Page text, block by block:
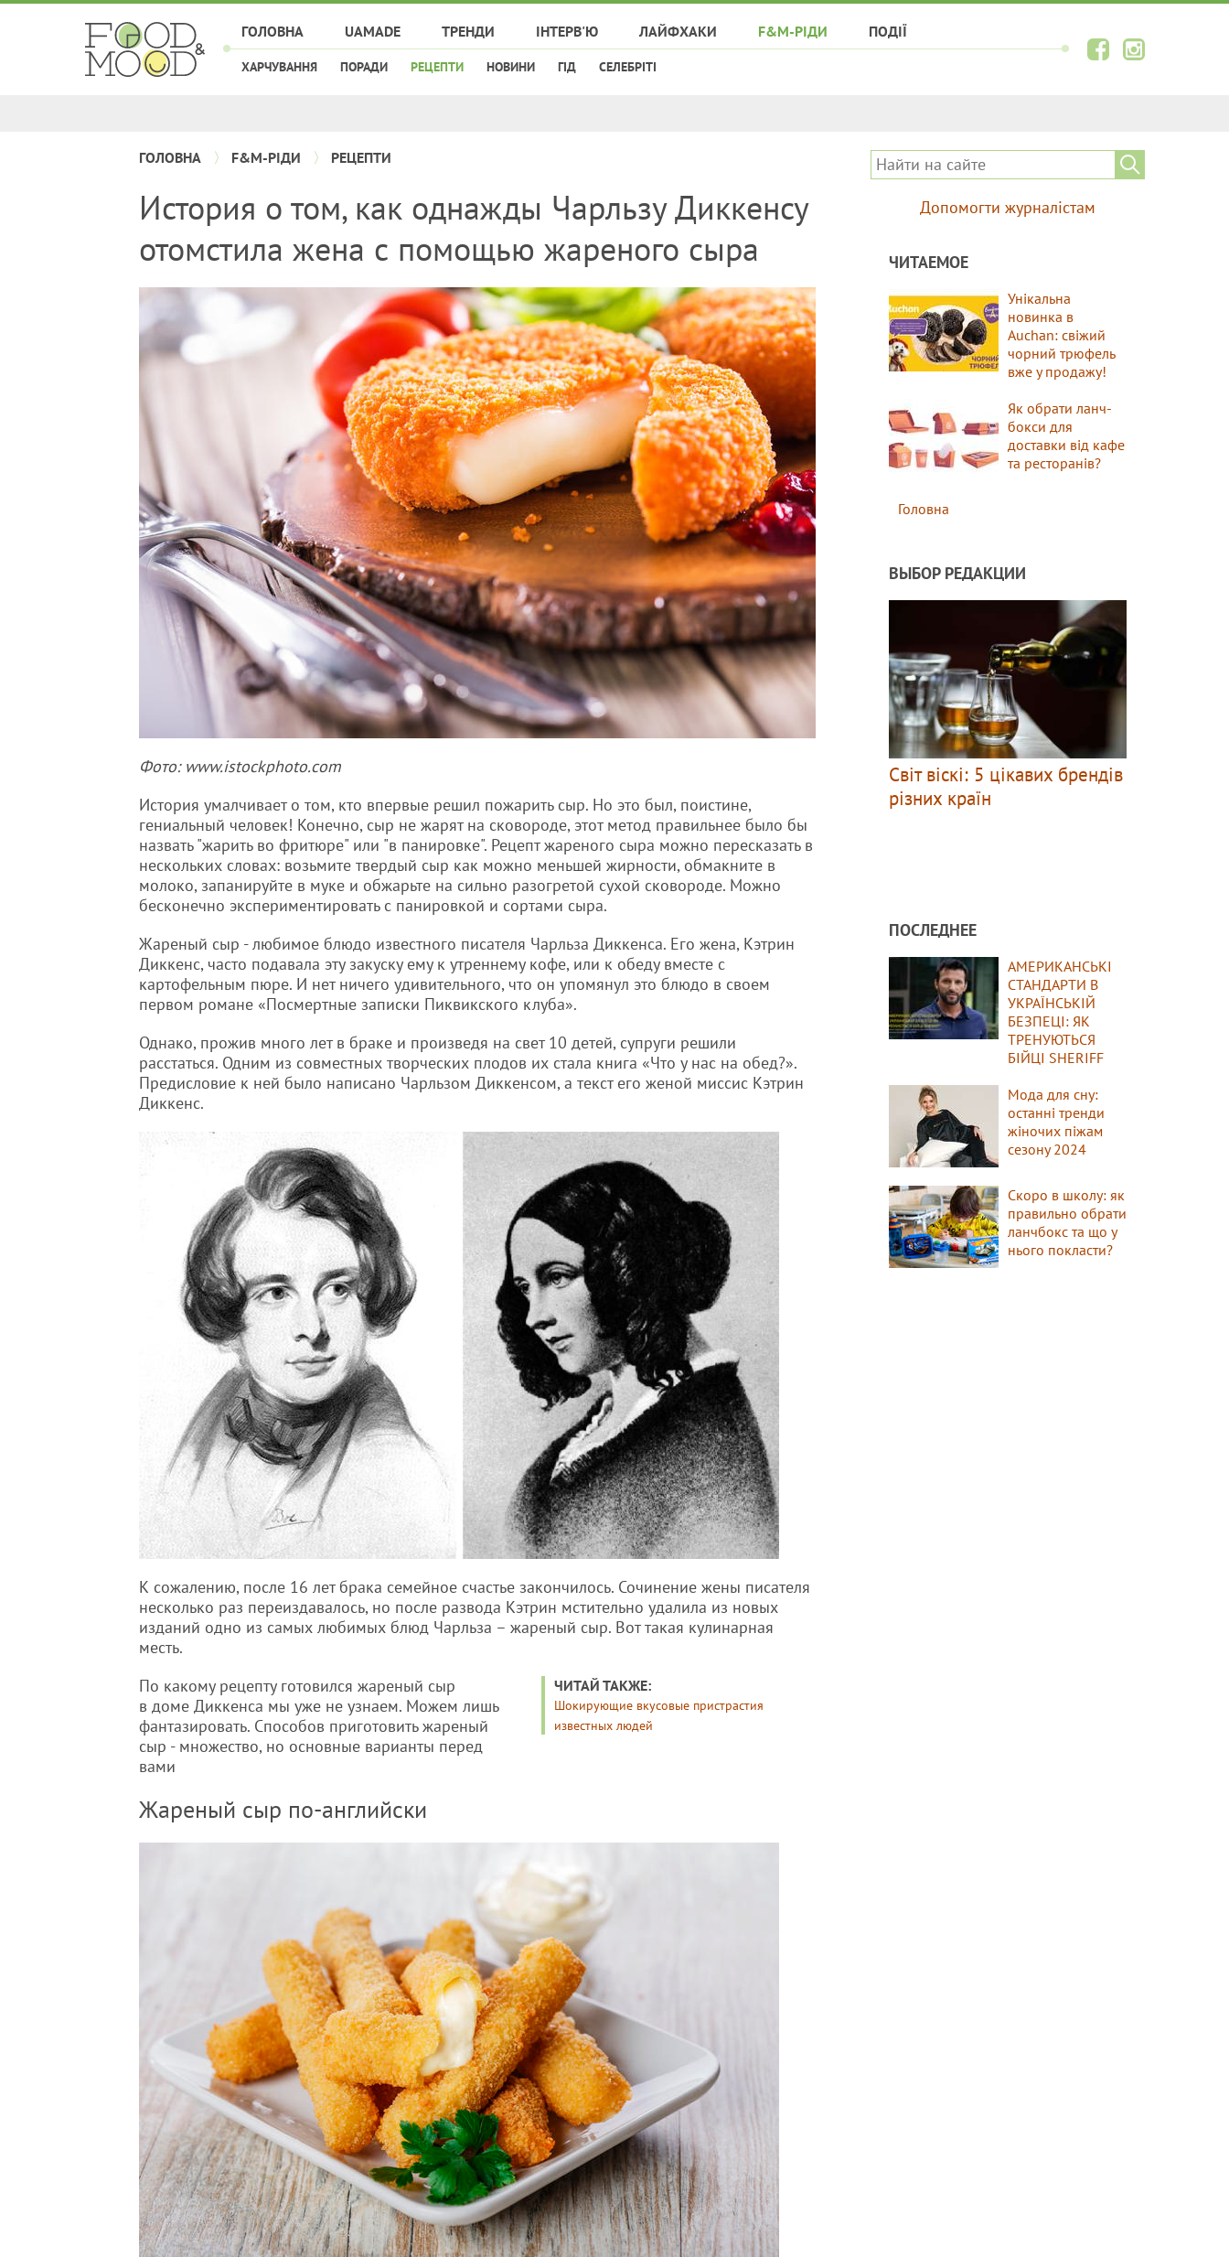
ГОЛОВНА UAMADE ТРЕНДИ ІНТЕРВ'Ю ЛАЙФХАКИ F&M-РІДИ
ХАРЧУВАННЯ ПОРАДИ РЕЦЕПТИ НОВИНИ ГІД СЕЛЕБРІТІ
ПОДІЇ
ГОЛОВНА F&M-РІДИ РЕЦЕПТИ
История о том, как однажды Чарльзу Диккенсу
отомстила жена с помощью жареного сыра
Фото: www.istockphoto.com
История умалчивает о том, кто впервые решил пожарить сыр. Но это был, поистине,
гениальный человек! Конечно, сыр не жарят на сковороде, этот метод правильнее было бы
назвать "жарить во фритюре" или "в панировке". Рецепт жареного сыра можно пересказать в
нескольких словах: возьмите твердый сыр как можно меньшей жирности, обмакните в
молоко, запанируйте в муке и обжарьте на сильно разогретой сухой сковороде. Можно
бесконечно экспериментировать с панировкой и сортами сыра.
Жареный сыр - любимое блюдо известного писателя Чарльза Диккенса. Его жена, Кэтрин
Диккенс, часто подавала эту закуску ему к утреннему кофе, или к обеду вместе с
картофельным пюре. И нет ничего удивительного, что он упомянул это блюдо в своем
первом романе «Посмертные записки Пиквикского клуба».
Однако, прожив много лет в браке и произведя на свет 10 детей, супруги решили
расстаться. Одним из совместных творческих плодов их стала книга «Что у нас на обед?».
Предисловие к ней было написано Чарльзом Диккенсом, а текст его женой миссис Кэтрин
Диккенс.
К сожалению, после 16 лет брака семейное счастье закончилось. Сочинение жены писателя
несколько раз переиздавалось, но после развода Кэтрин мстительно удалила из новых
изданий одно из самых любимых блюд Чарльза – жареный сыр. Вот такая кулинарная
месть.
ЧИТАЙ ТАКЖЕ:
Шокирующие вкусовые пристрастия
известных людей
По какому рецепту готовился жареный сыр
в доме Диккенса мы уже не узнаем. Можем лишь
фантазировать. Способов приготовить жареный
сыр - множество, но основные варианты перед
вами
Жареный сыр по-английски
Допомогти журналістам
ЧИТАЕМОЕ
Унікальна
новинка в
Auchan: свіжий
чорний трюфель
вже у продажу!
Як обрати ланч-
бокси для
доставки від кафе
та ресторанів?
Головна
ВЫБОР РЕДАКЦИИ
Світ віскі: 5 цікавих брендів
різних країн
ПОСЛЕДНЕЕ
АМЕРИКАНСЬКІ
СТАНДАРТИ В
УКРАЇНСЬКІЙ
БЕЗПЕЦІ: ЯК
ТРЕНУЮТЬСЯ
БІЙЦІ SHERIFF
Мода для сну:
останні тренди
жіночих піжам
сезону 2024
Скоро в школу: як
правильно обрати
ланчбокс та що у
нього покласти?